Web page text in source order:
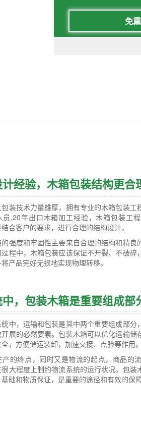
免
经验，木箱包装结构更合
包装技术力量雄厚，拥有专业的木箱包装
员,20年出口木箱加工经验，木箱包装工
合客户的要求，进行合理的结构设计。
强度和牢固性主要来自合理的结构和精良
程中，木箱包装应该保证不开裂、不破碎
产品完好无损地实现物理转移。
，包装木箱是重要组成部
中，运输和包装是其中两个重要组成部分
展的必然要素。包装木箱可以优化运输储
，方便储运装卸，加速交接、点验等作用
产的终点，同时又是物流的起点，商品的
大程度上制约物流系统的运行状况。包装
础和物质保证，是重要的途径和有效的保